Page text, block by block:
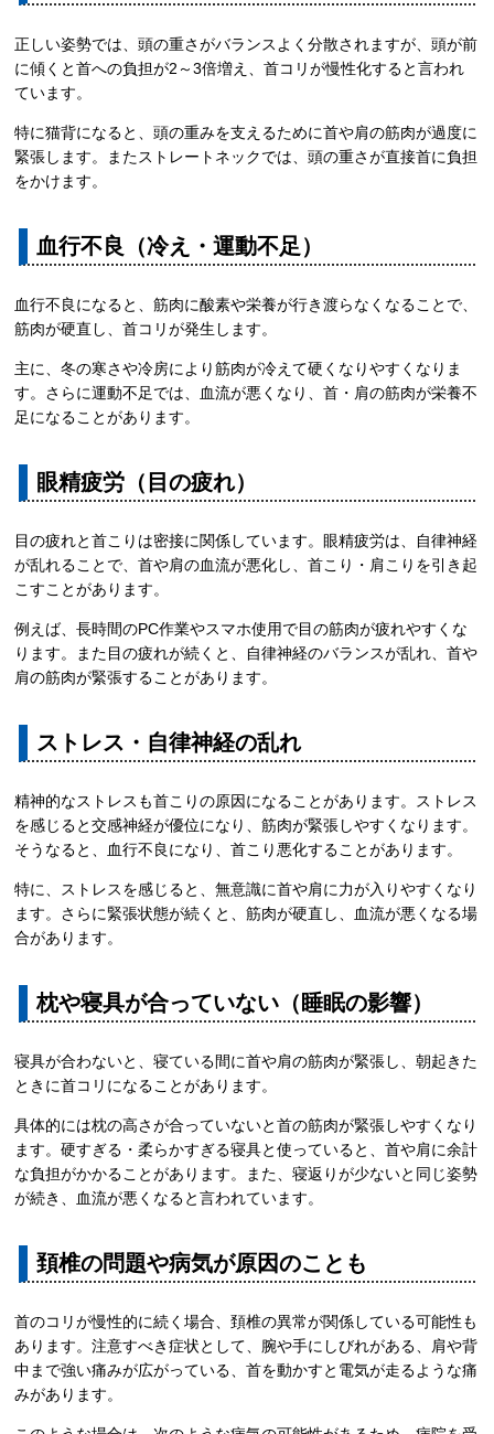
正しい姿勢では、頭の重さがバランスよく分散されますが、頭が前
に傾くと首への負担が2～3倍増え、首コリが慢性化すると言われ
ています。
特に猫背になると、頭の重みを支えるために首や肩の筋肉が過度に
緊張します。またストレートネックでは、頭の重さが直接首に負担
をかけます。
血行不良（冷え・運動不足）
血行不良になると、筋肉に酸素や栄養が行き渡らなくなることで、
筋肉が硬直し、首コリが発生します。
主に、冬の寒さや冷房により筋肉が冷えて硬くなりやすくなりま
す。さらに運動不足では、血流が悪くなり、首・肩の筋肉が栄養不
足になることがあります。
眼精疲労（目の疲れ）
目の疲れと首こりは密接に関係しています。眼精疲労は、自律神経
が乱れることで、首や肩の血流が悪化し、首こり・肩こりを引き起
こすことがあります。
例えば、長時間のPC作業やスマホ使用で目の筋肉が疲れやすくな
ります。また目の疲れが続くと、自律神経のバランスが乱れ、首や
肩の筋肉が緊張することがあります。
ストレス・自律神経の乱れ
精神的なストレスも首こりの原因になることがあります。ストレス
を感じると交感神経が優位になり、筋肉が緊張しやすくなります。
そうなると、血行不良になり、首こり悪化することがあります。
特に、ストレスを感じると、無意識に首や肩に力が入りやすくなり
ます。さらに緊張状態が続くと、筋肉が硬直し、血流が悪くなる場
合があります。
枕や寝具が合っていない（睡眠の影響）
寝具が合わないと、寝ている間に首や肩の筋肉が緊張し、朝起きた
ときに首コリになることがあります。
具体的には枕の高さが合っていないと首の筋肉が緊張しやすくなり
ます。硬すぎる・柔らかすぎる寝具と使っていると、首や肩に余計
な負担がかかることがあります。また、寝返りが少ないと同じ姿勢
が続き、血流が悪くなると言われています。
頚椎の問題や病気が原因のことも
首のコリが慢性的に続く場合、頚椎の異常が関係している可能性も
あります。注意すべき症状として、腕や手にしびれがある、肩や背
中まで強い痛みが広がっている、首を動かすと電気が走るような痛
みがあります。